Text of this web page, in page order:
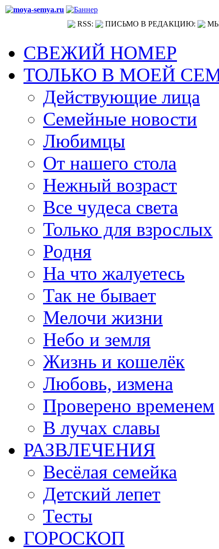
RSS: ПИСЬМО В РЕДАКЦИЮ:
СВЕЖИЙ НОМЕР
ТОЛЬКО В МОЕЙ
Действующие лица
Семейные новости
Любимцы
От нашего стола
Нежный возраст
Все чудеса света
Только для взрослых
Родня
На что жалуетесь
Так не бывает
Мелочи жизни
Небо и земля
Жизнь и кошелёк
Любовь, измена
Проверено временем
В лучах славы
РАЗВЛЕЧЕНИЯ
Весёлая семейка
Детский лепет
Тесты
ГОРОСКОП